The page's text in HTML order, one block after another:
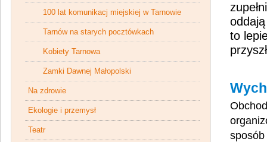
to
100 lat komunikacj miejskiej w Tarnowie
Tarnów na starych pocztówkach
Kobiety Tarnowa
Zamki Dawnej Małopolski
Na zdrowie
Ekologie i przemysł
Teatr